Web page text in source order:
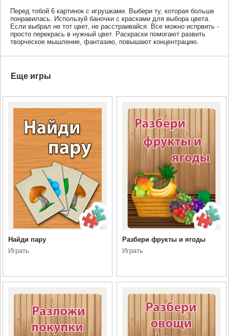
Перед тобой 6 картинок с игрушками. Выбери ту, которая больше
понравилась. Используй баночки с красками для выбора цвета.
Если выбрал не тот цвет, не расстраивайся. Все можно испрвить -
просто перекрась в нужный цвет. Раскраски помогают развить
творческое мышление, фантазию, повышают концентрацию.
Еще игры
Найди пару
Играть
Разбери фрукты и ягоды
Играть